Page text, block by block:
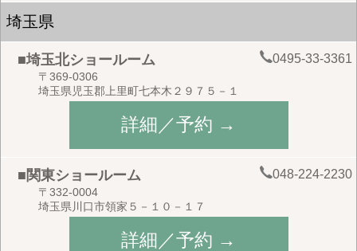
埼玉県
■埼玉北ショールーム 0495-33-3361
〒369-0306
埼玉県児玉郡上里町七本木２９７５－１
詳細／予約 →
■関東ショールーム 048-224-2230
〒332-0004
埼玉県川口市領家５－１０－１７
詳細／予約 →